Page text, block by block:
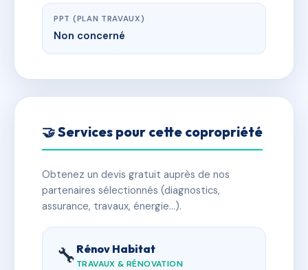
PPT (PLAN TRAVAUX)
Non concerné
🤝 Services pour cette copropriété
Obtenez un devis gratuit auprès de nos
partenaires sélectionnés (diagnostics,
assurance, travaux, énergie…).
🔧 Rénov Habitat
TRAVAUX & RÉNOVATION